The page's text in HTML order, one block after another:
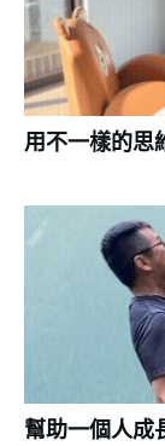
用不一樣的思
幫助一個人成